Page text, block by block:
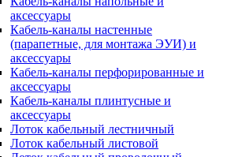
аксессуары
Кабель-каналы настенные
(парапетные, для монтажа ЭУИ) и
аксессуары
Кабель-каналы перфорированные и
аксессуары
Кабель-каналы плинтусные и
аксессуары
Лоток кабельный лестничный
Лоток кабельный листовой